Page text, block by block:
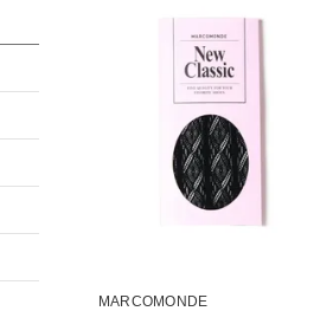
MARCOMONDE